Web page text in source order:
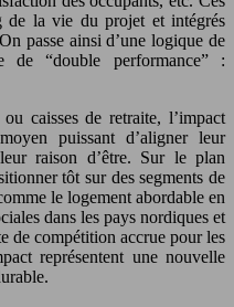
de la vie du projet et intégrés
passe ainsi d’une logique de
de “double performance” :
caisses de retraite, l’impact
puissant d’aligner leur
raison d’être. Sur le plan
tôt sur des segments de
le logement abordable en
dans les pays nordiques et
de compétition accrue pour les
représentent une nouvelle